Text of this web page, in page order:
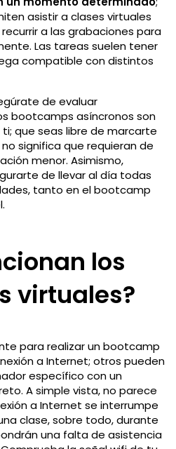
asistir a clases virtuales
a las grabaciones para
Las tareas suelen tener
compatible con distintos
de evaluar
bootcamps asíncronos son
que seas libre de marcarte
significa que requieran de
menor. Asimismo,
de llevar al día todas
tanto en el bootcamp
los
virtuales?
para realizar un bootcamp
a Internet; otros pueden
específico con un
A simple vista, no parece
a Internet se interrumpe
clase, sobre todo, durante
una falta de asistencia